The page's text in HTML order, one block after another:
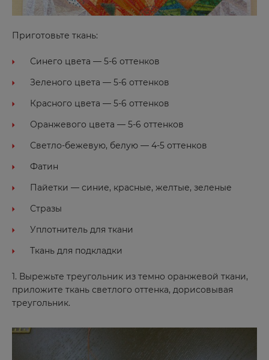
Приготовьте ткань:
Синего цвета — 5-6 оттенков
Зеленого цвета — 5-6 оттенков
Красного цвета — 5-6 оттенков
Оранжевого цвета — 5-6 оттенков
Светло-бежевую, белую — 4-5 оттенков
Фатин
Пайетки — синие, красные, желтые, зеленые
Стразы
Уплотнитель для ткани
Ткань для подкладки
1. Вырежьте треугольник из темно оранжевой ткани,
приложите ткань светлого оттенка, дорисовывая
треугольник.